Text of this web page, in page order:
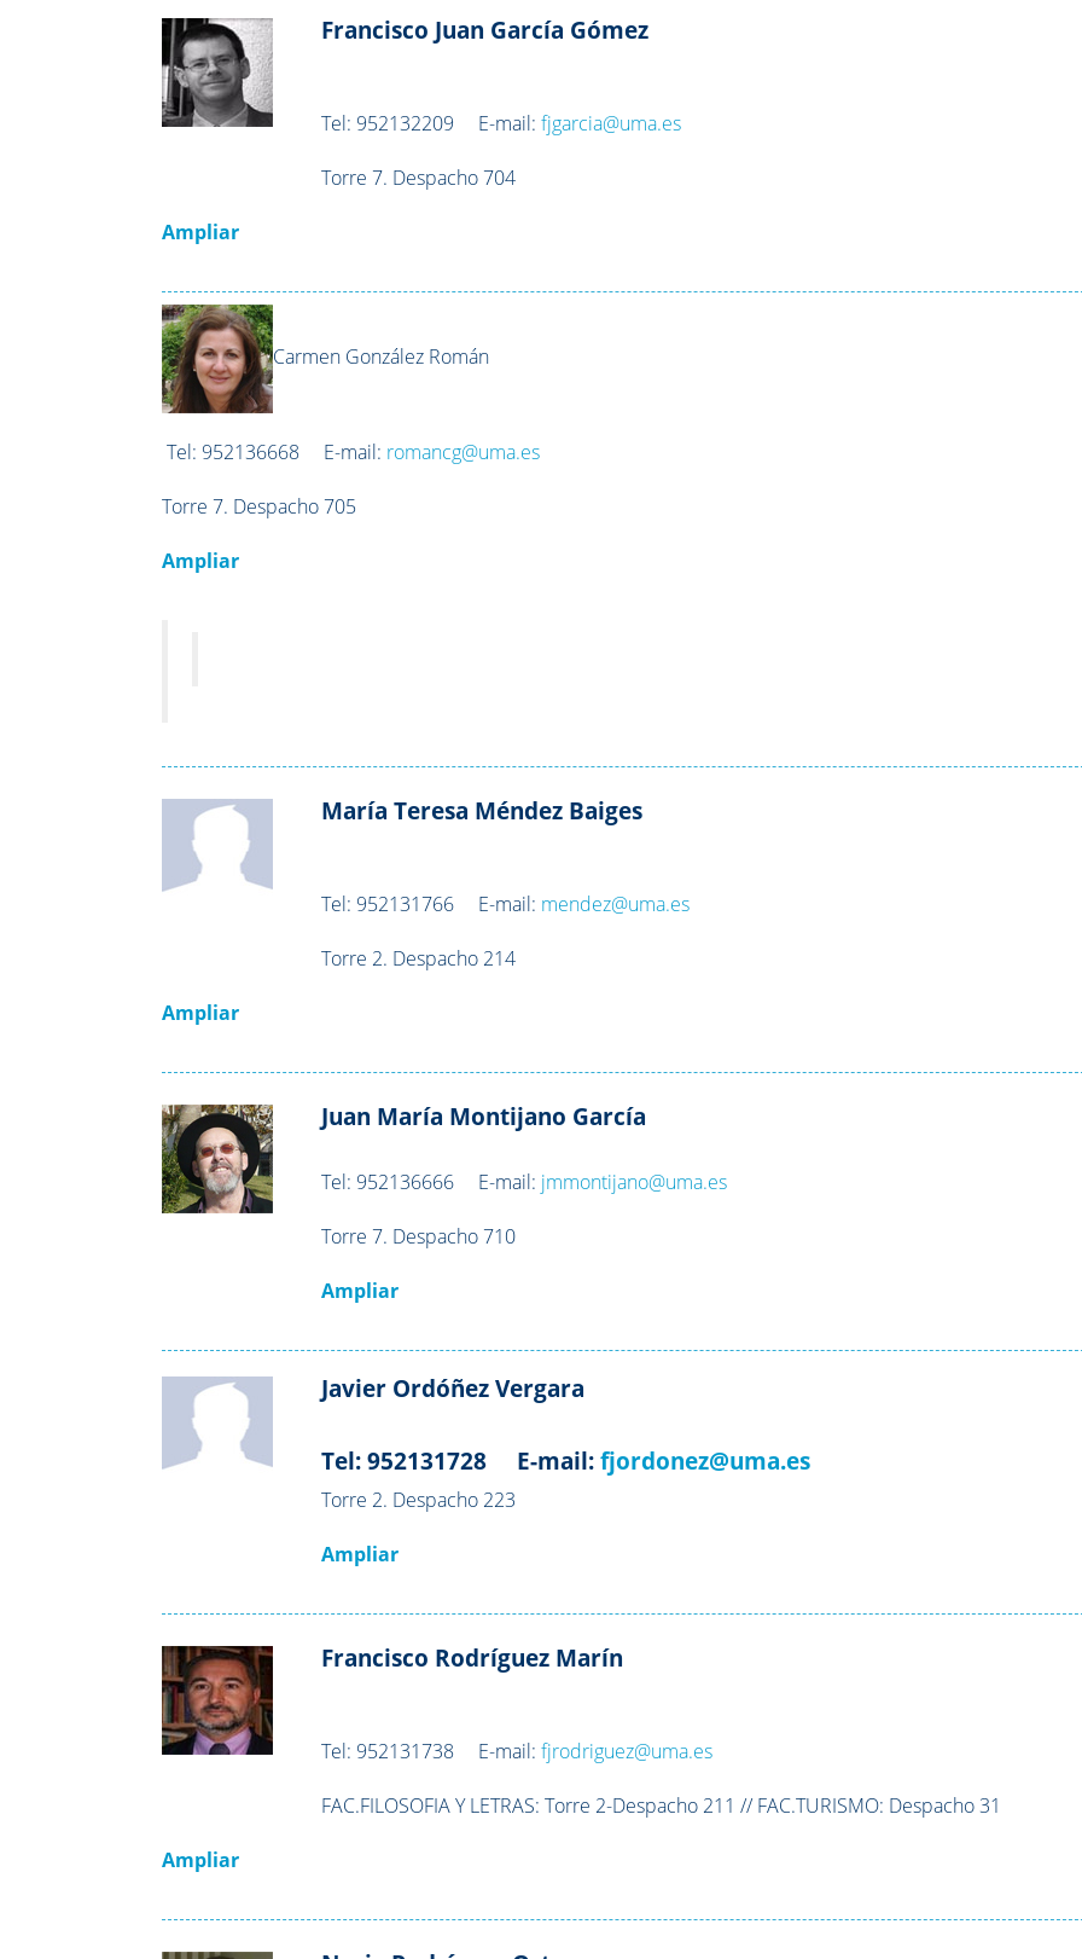
Francisco Juan García Gómez
Tel: 952132209 E-mail:fjgarcia@uma.es
Torre 7. Despacho 704
Ampliar
Carmen González Román
Tel: 952136668 E-mail: romancg@uma.es
Torre 7. Despacho 705
Ampliar
María Teresa Méndez Baiges
Tel: 952131766 E-mail: mendez@uma.es
Torre 2. Despacho 214
Ampliar
Juan María Montijano García
Tel: 952136666 E-mail: jmmontijano@uma.es
Torre 7. Despacho 710
Ampliar
Javier Ordóñez Vergara
Tel: 952131728 E-mail:fjordonez@uma.es
Torre 2. Despacho 223
Ampliar
Francisco Rodríguez Marín
Tel: 952131738 E-mail:fjrodriguez@uma.es
FAC.FILOSOFIA Y LETRAS:Torre 2-Despacho 211 // FAC.TURISMO: Despacho 31
Ampliar